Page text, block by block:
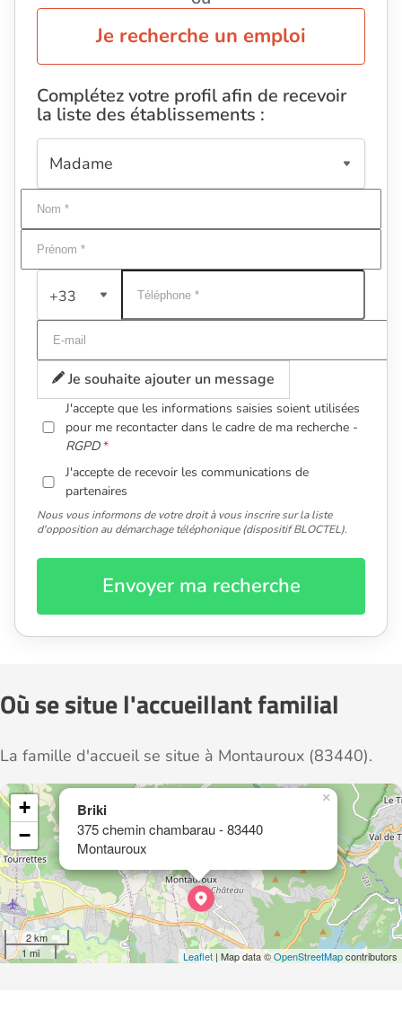
Je recherche un emploi
Complétez votre profil afin de recevoir
la liste des établissements :
+33
Je souhaite ajouter un message
J'accepte que les informations saisies soient utilisées
pour me recontacter dans le cadre de ma recherche -
RGPD
J'accepte de recevoir les communications de
partenaires
Nous vous informons de votre droit à vous inscrire sur la liste
d'opposition au démarchage téléphonique (dispositif BLOCTEL).
Envoyer ma recherche
Où se situe l'accueillant familial
La famille d'accueil se situe à Montauroux (83440).
Briki
375 chemin chambarau - 83440
Montauroux
×
+
−
2 km
1 mi
Leaflet | Map data ©OpenStreetMapcontributors